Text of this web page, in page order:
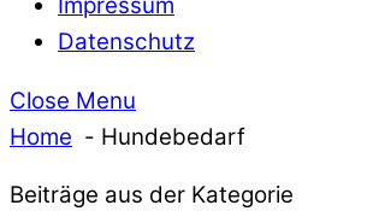
Datenschutz
Close Menu
Home
Hundebedarf
Beiträge aus der Kategorie